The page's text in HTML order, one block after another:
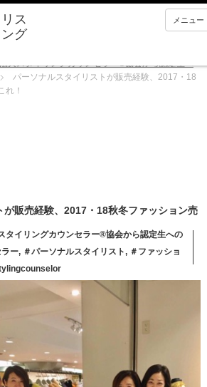
メニュー
人スタイリングカウンセラー®協会から認定生へ
パーソナルスタイリストが販売経験、2017・18
れ！
が販売経験、2017・18秋冬ファッション売
タイリングカウンセラー®協会から認定生への
ー, ＃パーソナルスタイリスト, ＃ファッショ